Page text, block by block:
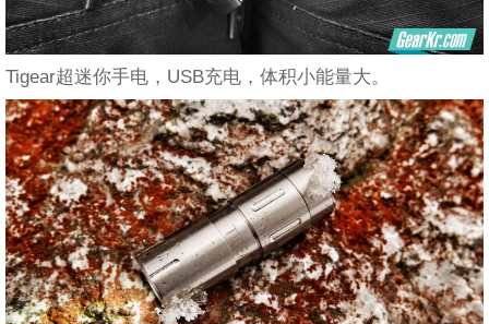
Tigear超迷你手电，USB充电，体积小能量大。